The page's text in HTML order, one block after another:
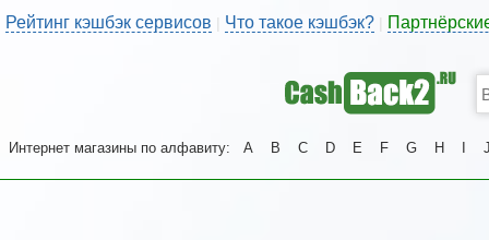
Рейтинг кэшбэк сервисов | Что такое кэшбэк?
Интернет магазины по алфавиту: A B C D E F G H